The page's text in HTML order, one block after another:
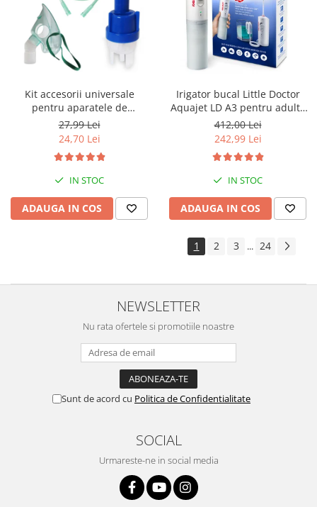
Kit accesorii universale
pentru aparatele de
nebulizare cu compresor
RedLine RDA007, masca
medie rotativa, furtun 2m si
kit de nebulizare
27,99 Lei
24,70 Lei
IN STOC
ADAUGA IN COS
Irigator bucal Little Doctor
Aquajet LD A3 pentru adulti,
profesional, 1500
impulsuri/min, 2 duze, alb
412,00 Lei
242,99 Lei
IN STOC
ADAUGA IN COS
1 2 3 ... 24
NEWSLETTER
Nu rata ofertele si promotiile noastre
Sunt de acord cu Politica de Confidentialitate
SOCIAL
Urmareste-ne in social media